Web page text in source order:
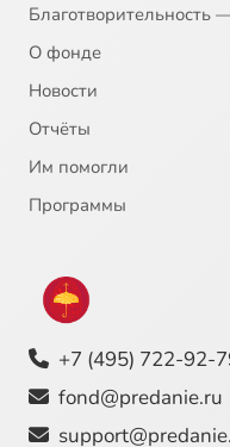
О фонде
Новости
Отчёты
Им помогли
Программы
+7 (495) 722-92-
fond@predanie.ru